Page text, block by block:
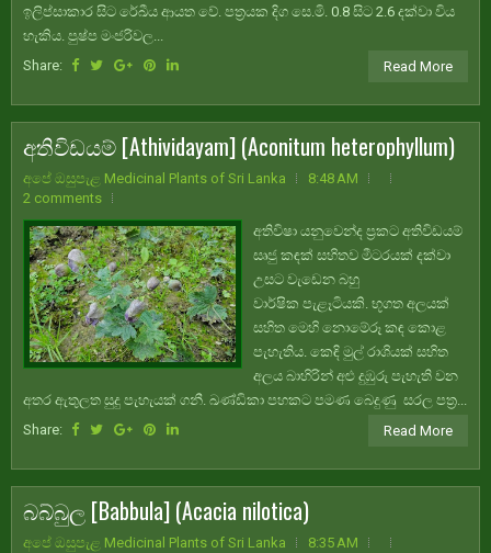
ඉලිප්සාකාර සිට රේඛීය ආයත වේ. පත්‍රයක දිග සෙ.මි. 0.8 සිට 2.6 දක්වා විය
හැකිය. පුෂ්ප මංජරිවල...
Share:
Read More
අතිවිඩයම් [Athividayam] (Aconitum heterophyllum)
අපේ ඔසුපැළ Medicinal Plants of Sri Lanka
8:48 AM
2 comments
අතිවිෂා යනුවෙන්ද ප්‍රකට අතිවිඩයම්
සෘජු කඳක් සහිතව මීටරයක් දක්වා
උසට වැඩෙන බහු
වාර්ෂික පැළෑටියකි. භූගත අලයක්
සහිත මෙහි නොමේරූ කඳ කොළ
පැහැතිය. කෙඳි මුල් රාශියක් සහිත
අලය බාහිරින් අළු දුඹුරු පැහැති වන
අතර ඇතුලත සුදු පැහැයක් ගනී. ඛණ්ඩිකා පහකට පමණ බෙදුණු සරල පත්‍ර...
Share:
Read More
බබ්බුල [Babbula] (Acacia nilotica)
අපේ ඔසුපැළ Medicinal Plants of Sri Lanka
8:35 AM